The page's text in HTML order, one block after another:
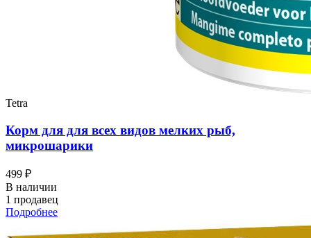
Tetra
Корм для для всех видов мелких рыб,
микрошарики
499 ₽
В наличии
1 продавец
Подробнее